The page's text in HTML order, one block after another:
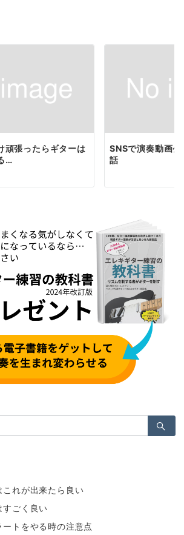
頑張ったらギターは
…
SNSで演奏動画
話
れが出来たら良い
すごく良い
トをやる時の注意点